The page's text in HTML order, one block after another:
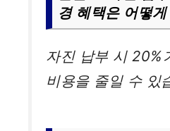
경 혜택은 어떻
자진 납부 시 20%
비용을 줄일 수 있